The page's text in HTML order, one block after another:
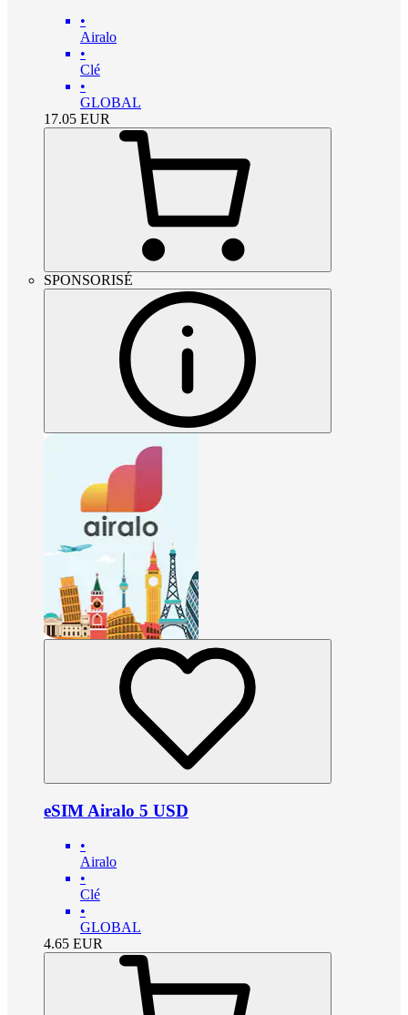
•
Airalo
•
Clé
•
GLOBAL
17.05 EUR
SPONSORISÉ
eSIM Airalo 5 USD
•
Airalo
•
Clé
•
GLOBAL
4.65 EUR